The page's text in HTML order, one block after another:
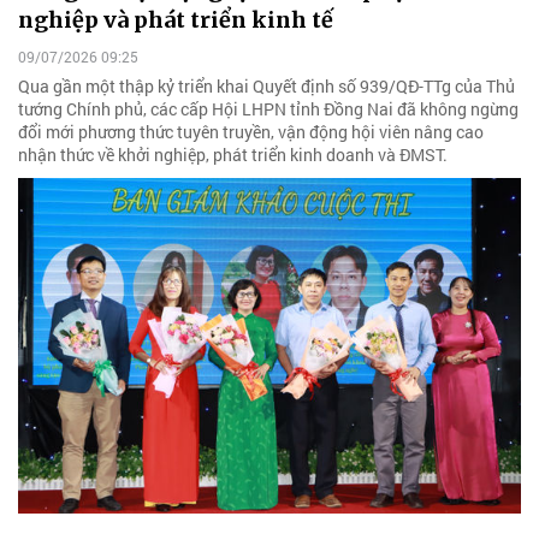
nghiệp và phát triển kinh tế
09/07/2026 09:25
Qua gần một thập kỷ triển khai Quyết định số 939/QĐ-TTg của Thủ
tướng Chính phủ, các cấp Hội LHPN tỉnh Đồng Nai đã không ngừng
đổi mới phương thức tuyên truyền, vận động hội viên nâng cao
nhận thức về khởi nghiệp, phát triển kinh doanh và ĐMST.